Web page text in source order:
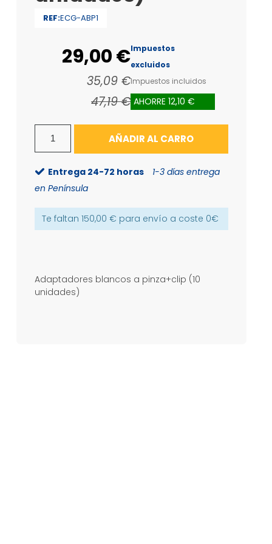
REF:ECG-ABP1
29,00 €Impuestos
excluidos
35,09 €Impuestos incluidos
47,19 € AHORRE 12,10 €
AÑADIR AL CARRO
Entrega 24-72 horas
1-3 días entrega
en Península
Te faltan150,00 € para envío a coste 0€
Adaptadores blancos a pinza+clip (10
unidades)